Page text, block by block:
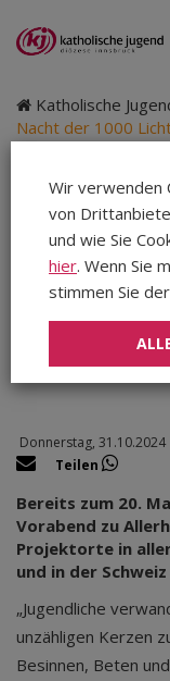
Katholische
Nacht der 1000
Nacht
Donnerstag, 31.10.2024
Teilen
Bereits zum 20.
Vorabend zu
Projektorte in
und in der
„Jugendliche
unzähligen Kerzen
Besinnen, Beten
Wir verwenden
von
und wie Sie
hier. Wenn Sie
stimmen Sie